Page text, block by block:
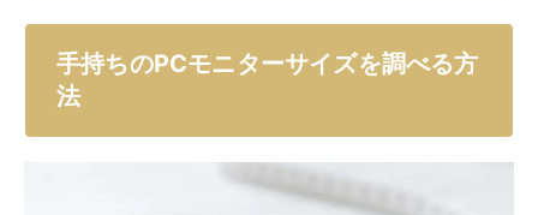
手持ちのPCモニターサイズを調べる方
法